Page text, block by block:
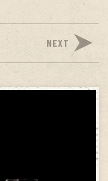
NEXT